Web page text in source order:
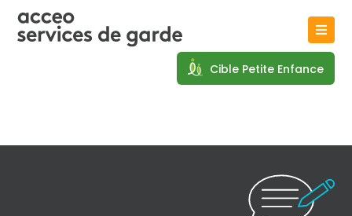
Cible Petite Enfance